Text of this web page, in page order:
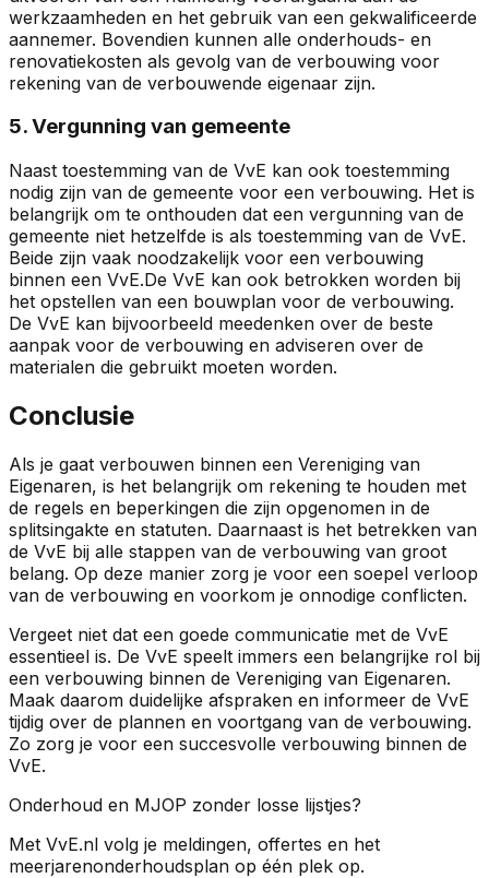
werkzaamheden en het gebruik van een gekwalificeerde
aannemer. Bovendien kunnen alle onderhouds- en
renovatiekosten als gevolg van de verbouwing voor
rekening van de verbouwende eigenaar zijn.
5. Vergunning van gemeente
Naast toestemming van de VvE kan ook toestemming
nodig zijn van de gemeente voor een verbouwing. Het is
belangrijk om te onthouden dat een vergunning van de
gemeente niet hetzelfde is als toestemming van de VvE.
Beide zijn vaak noodzakelijk voor een verbouwing
binnen een VvE.De VvE kan ook betrokken worden bij
het opstellen van een bouwplan voor de verbouwing.
De VvE kan bijvoorbeeld meedenken over de beste
aanpak voor de verbouwing en adviseren over de
materialen die gebruikt moeten worden.
Conclusie
Als je gaat verbouwen binnen een Vereniging van
Eigenaren, is het belangrijk om rekening te houden met
de regels en beperkingen die zijn opgenomen in de
splitsingakte en statuten. Daarnaast is het betrekken van
de VvE bij alle stappen van de verbouwing van groot
belang. Op deze manier zorg je voor een soepel verloop
van de verbouwing en voorkom je onnodige conflicten.
Vergeet niet dat een goede communicatie met de VvE
essentieel is. De VvE speelt immers een belangrijke rol bij
een verbouwing binnen de Vereniging van Eigenaren.
Maak daarom duidelijke afspraken en informeer de VvE
tijdig over de plannen en voortgang van de verbouwing.
Zo zorg je voor een succesvolle verbouwing binnen de
VvE.
Onderhoud en MJOP zonder losse lijstjes?
Met VvE.nl volg je meldingen, offertes en het
meerjarenonderhoudsplan op één plek op.